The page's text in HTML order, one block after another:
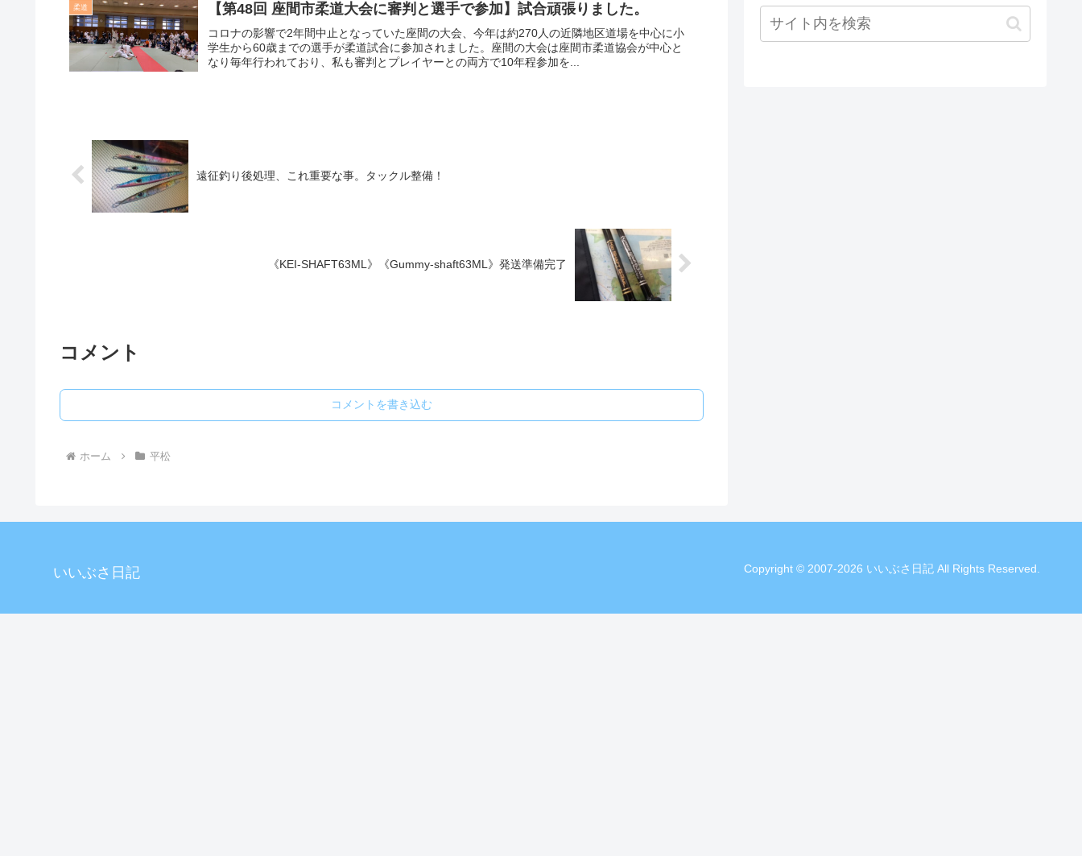
柔道 【第48回 座間市柔道大会に審判と選手で参加】試合頑張りました。
コロナの影響で2年間中止となっていた座間の大会、今年は約270人の近隣地区道場を中心に小
学生から60歳までの選手が柔道試合に参加されました。座間の大会は座間市柔道協会が中心と
なり毎年行われており、私も審判とプレイヤーとの両方で10年程参加を...
遠征釣り後処理、これ重要な事。タックル整備！
《KEI-SHAFT63ML》《Gummy-shaft63ML》発送準備完了
コメント
コメントを書き込む
ホーム 平松
いいぶさ日記 Copyright © 2007-2026 いいぶさ日記 All Rights Reserved.